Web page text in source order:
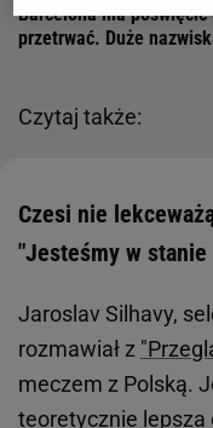
Czytaj także:
Barcelona ma poświęcić
przetrwać. Duże
Czesi nie
"Jesteśmy w stanie
Jaroslav Silhavy,
rozmawiał z
meczem z Polską.
teoretycznie lepsza